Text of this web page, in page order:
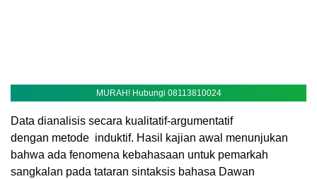
MURAH! Hubungi 08113810024
Data dianalisis secara kualitatif-argumentatif
dengan metode induktif. Hasil kajian awal menunjukan
bahwa ada fenomena kebahasaan untuk pemarkah
sangkalan pada tataran sintaksis bahasa Dawan